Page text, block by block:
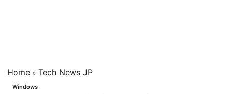
Home » Tech News JP
Windows